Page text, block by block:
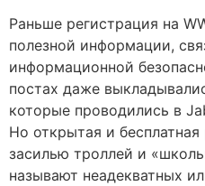
Раньше регистрация на
полезной информации,
информационной
постах даже
которые проводились в
Но открытая и
засилью троллей и
называют неадекватных